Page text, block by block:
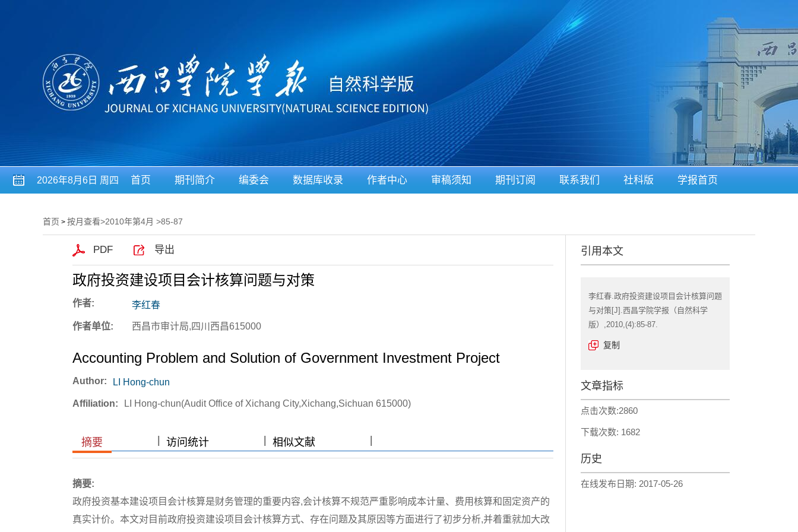
2026年8月6日 周四 首页 期刊简介 编委会 数据库收录 作者中心 审稿须知 期刊订阅 联系我们 社科版 学报首页
首页 > 按月查看>2010年第4月 >85-87
PDF 导出
政府投资建设项目会计核算问题与对策
作者: 李红春
作者单位: 西昌市审计局,四川西昌615000
Accounting Problem and Solution of Government Investment Project
Author: LI Hong-chun
Affiliation: LI Hong-chun(Audit Office of Xichang City,Xichang,Sichuan 615000)
摘要 访问统计 相似文献
摘要:
政府投资基本建设项目会计核算是财务管理的重要内容,会计核算不规范严重影响成本计量、费用核算和固定资产的
真实计价。本文对目前政府投资建设项目会计核算方式、存在问题及其原因等方面进行了初步分析,并着重就加大改
引用本文
李红春.政府投资建设项目会计核算问题
与对策[J].西昌学院学报（自然科学
版）,2010,(4):85-87.
复制
文章指标
点击次数:2860
下载次数: 1682
历史
在线发布日期: 2017-05-26